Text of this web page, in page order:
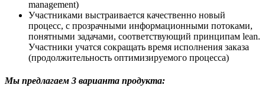
management)
Участниками выстраивается качественно новый
процесс, с прозрачными информационными потоками,
понятными задачами, соответствующий принципам lean.
Участники учатся сокращать время исполнения заказа
(продолжительность оптимизируемого процесса)
Мы предлагаем 3 варианта продукта: